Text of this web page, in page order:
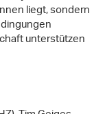
liegt, sondern
unterstützen